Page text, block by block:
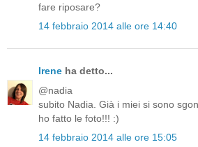
fare riposare?
14 febbraio 2014 alle ore 14:40
Irene ha detto...
@nadia
subito Nadia. Già i miei si sono
ho fatto le foto!!! :)
14 febbraio 2014 alle ore 15:05